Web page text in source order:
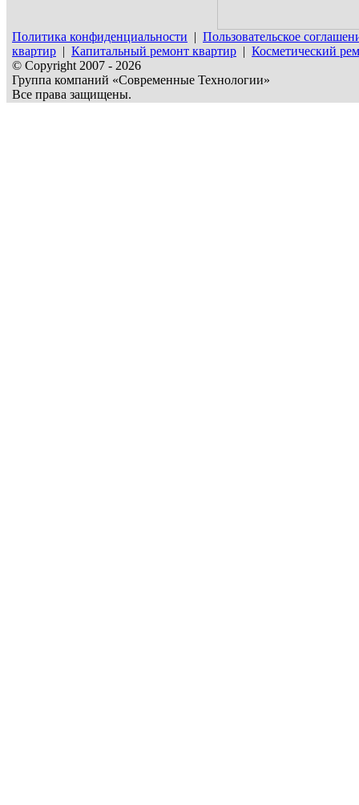
Политика конфиденциальности | Пользовательское
квартир | Капитальный ремонт квартир | Косметический
© Copyright 2007 - 2026
Группа компаний «Современные Технологии»
Все права защищены.